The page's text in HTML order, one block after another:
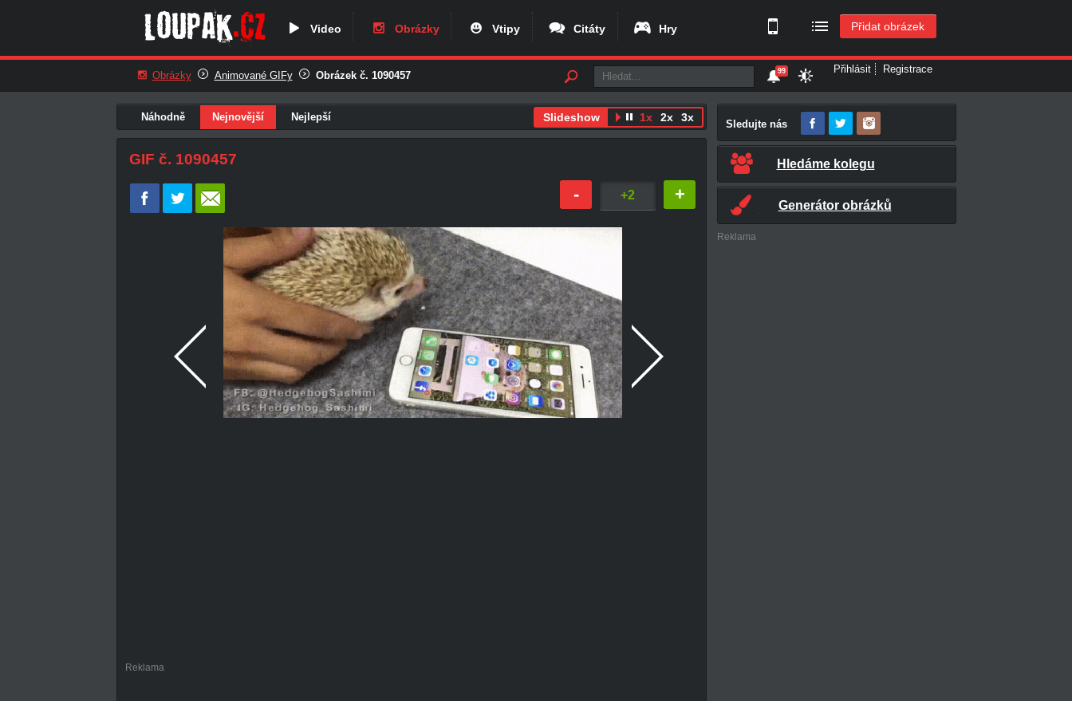
Video Obrázky Vtipy Citáty Hry Přidat obrázek
Obrázky Animované GIFy Obrázek č. 1090457
Přihlásit Registrace
99
Náhodně Nejnovější Nejlepší Slideshow 1x 2x 3x
GIF č. 1090457
- +2 +
Reklama
Sledujte nás
Hledáme kolegu
Generátor obrázků
Reklama